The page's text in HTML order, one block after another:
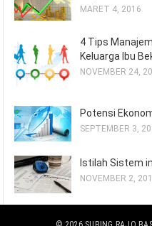
MARET 4, 2016
4 Tips
Keluarga Ibu
NOVEMBER 24,
Potensi
SEPTEMBER 3,
Istilah Sistem
NOVEMBER 2,